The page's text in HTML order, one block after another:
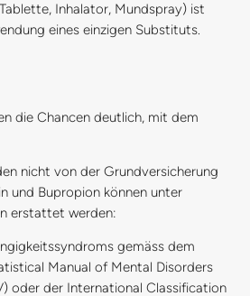
Inhalator, Mundspray) ist
eines einzigen Substituts.
die Chancen deutlich, mit dem
nicht von der Grundversicherung
und Bupropion können unter
erstattet werden:
gemäss dem
Manual of Mental Disorders
oder der International Classification